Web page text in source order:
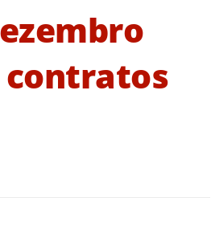
contratos